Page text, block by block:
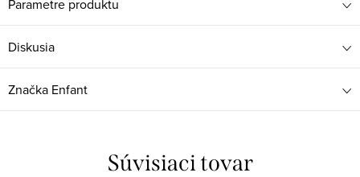
Parametre produktu
Diskusia
Značka Enfant
Súvisiaci tovar